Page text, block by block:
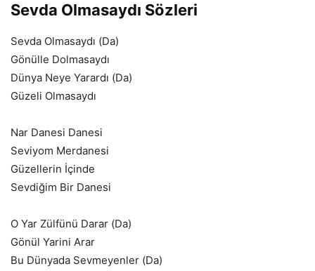
Sevda Olmasaydı Sözleri
Sevda Olmasaydı (Da)
Gönülle Dolmasaydı
Dünya Neye Yarardı (Da)
Güzeli Olmasaydı
Nar Danesi Danesi
Seviyom Merdanesi
Güzellerin İçinde
Sevdiğim Bir Danesi
O Yar Zülfünü Darar (Da)
Gönül Yarini Arar
Bu Dünyada Sevmeyenler (Da)